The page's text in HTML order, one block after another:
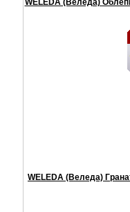
WELEDA (Веледа)